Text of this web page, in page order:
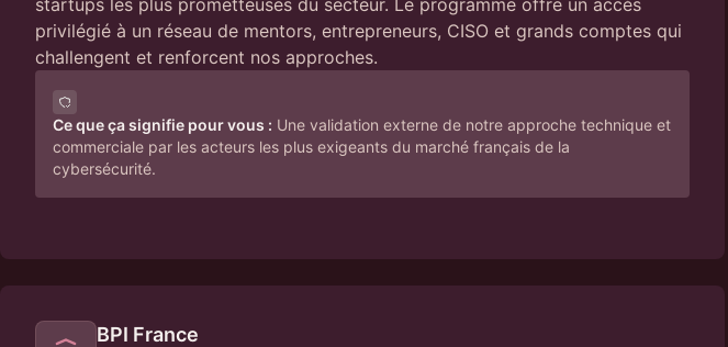
startups les plus prometteuses du secteur. Le programme offre un accès
privilégié à un réseau de mentors, entrepreneurs, CISO et grands comptes qui
challengent et renforcent nos approches.
Ce que ça signifie pour vous : Une validation externe de notre approche technique et
commerciale par les acteurs les plus exigeants du marché français de la
cybersécurité.
BPI France